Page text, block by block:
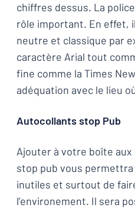
chiffres dessus. La
rôle important. En effet,
neutre et classique par
caractère Arial tout
fine comme la Times
adéquation avec le lieu
Autocollants stop Pub
Ajouter à votre boîte
stop pub vous
inutiles et surtout de
l’environement. Il sera